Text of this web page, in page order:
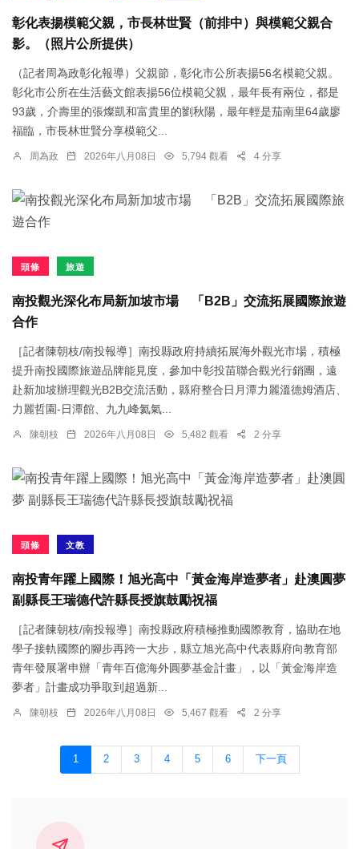
彰化表揚模範父親，市長林世賢（前排中）與模範父親合
影。（照片公所提供）
（記者周為政彰化報導）父親節，彰化市公所表揚56名模範父親。
彰化市公所在生活藝文館表揚56位模範父親，最年長有兩位，都是
93歲，介壽里的張燦凱和富貴里的劉秋陽，最年輕是茄南里64歲廖
福臨，市長林世賢分享模範父...
周為政 2026年八月08日 5,794 觀看 4 分享
頭條 旅遊
南投觀光深化布局新加坡市場 「B2B」交流拓展國際旅遊
合作
［記者陳朝枝/南投報導］南投縣政府持續拓展海外觀光市場，積極
提升南投國際旅遊品牌能見度，參加中彰投苗聯合觀光行銷團，遠
赴新加坡辦理觀光B2B交流活動，縣府整合日月潭力麗溫德姆酒店、
力麗哲園-日潭館、九九峰氦氣...
陳朝枝 2026年八月08日 5,482 觀看 2 分享
頭條 文教
南投青年躍上國際！旭光高中「黃金海岸造夢者」赴澳圓夢
副縣長王瑞德代許縣長授旗鼓勵祝福
［記者陳朝枝/南投報導］南投縣政府積極推動國際教育，協助在地
學子接軌國際的腳步再跨一大步，縣立旭光高中代表縣府向教育部
青年發展署申辦「青年百億海外圓夢基金計畫」，以「黃金海岸造
夢者」計畫成功爭取到超過新...
陳朝枝 2026年八月08日 5,467 觀看 2 分享
1 2 3 4 5 6 下一頁